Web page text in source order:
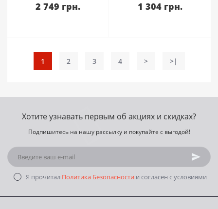
2 749 грн. 1 304 грн.
1 2 3 4 > >|
Хотите узнавать первым об акциях и скидках?
Подпишитесь на нашу рассылку и покупайте с выгодой!
Я прочитал Политика Безопасности и согласен с условиями